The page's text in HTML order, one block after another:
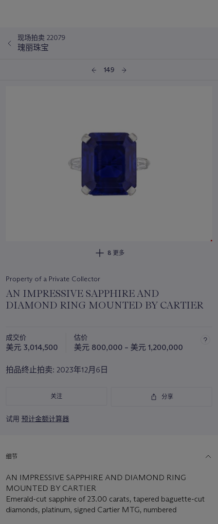
现场拍卖 22079
瑰丽珠宝
149
8 更多
Property of a Private Collector
AN IMPRESSIVE SAPPHIRE AND
DIAMOND RING MOUNTED BY CARTIER
成交价
美元 3,014,500
估价
美元 800,000 – 美元 1,200,000
拍品终止拍卖: 2023年12月6日
关注 分享
试用 预计金额计算器
细节
AN IMPRESSIVE SAPPHIRE AND DIAMOND RING
MOUNTED BY CARTIER
Emerald-cut sapphire of 23.00 carats, tapered baguette-cut
diamonds, platinum, signed Cartier MTG, numbered